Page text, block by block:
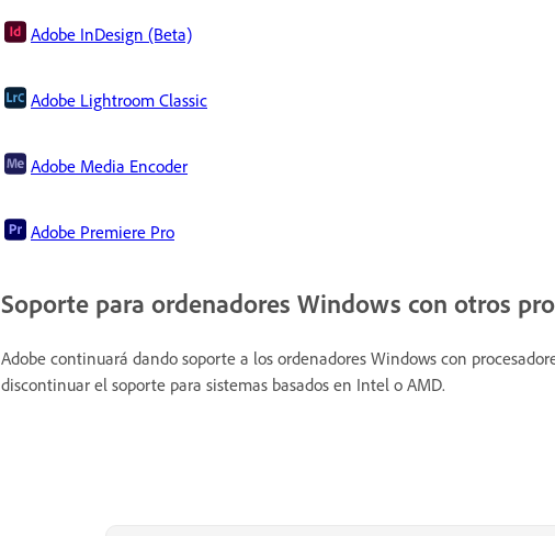
Adobe InDesign (Beta)
Adobe Lightroom Classic
Adobe Media Encoder
Adobe Premiere Pro
Soporte para ordenadores Windows con otros
Adobe continuará dando soporte a los ordenadores Windows con
discontinuar el soporte para sistemas basados en Intel o AMD.